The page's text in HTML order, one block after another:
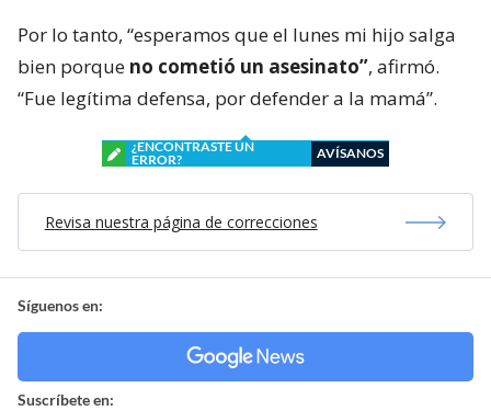
Por lo tanto, “esperamos que el lunes mi hijo salga
bien porque no cometió un asesinato”, afirmó.
“Fue legítima defensa, por defender a la mamá”.
¿ENCONTRASTE UN
ERROR?
AVÍSANOS
Revisa nuestra página de correcciones
Síguenos en:
Suscríbete en: